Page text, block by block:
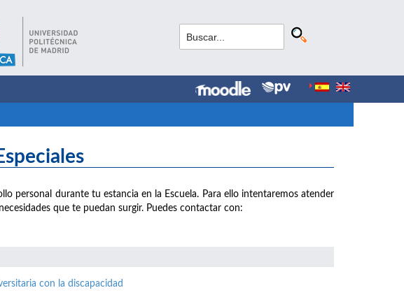
personal durante tu estancia en la Escuela. Para ello intentaremos atender
que te puedan surgir. Puedes contactar con:
con la discapacidad